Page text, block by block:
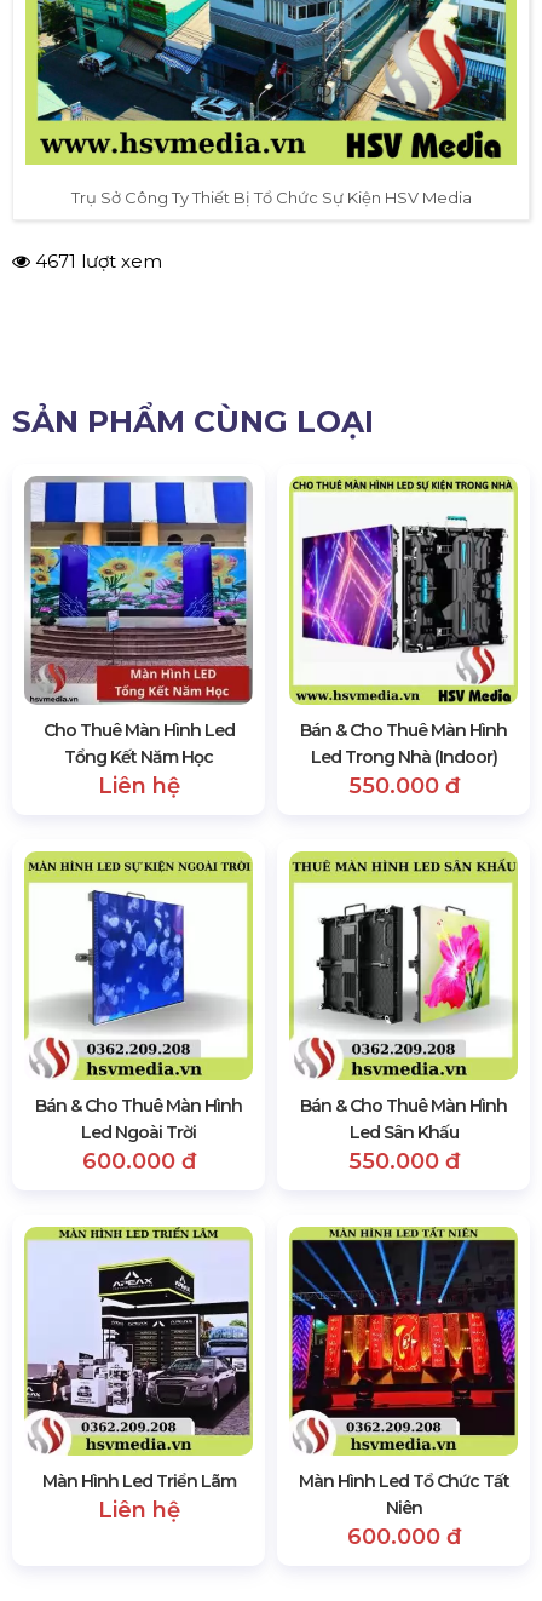
Trụ Sở Công Ty Thiết Bị Tổ Chức Sự Kiện HSV Media
4671 lượt xem
SẢN PHẨM CÙNG LOẠI
Cho Thuê Màn Hình Led
Tổng Kết Năm Học
Liên hệ
Bán & Cho Thuê Màn Hình
Led Trong Nhà (Indoor)
550.000 đ
Bán & Cho Thuê Màn Hình
Led Ngoài Trời
600.000 đ
Bán & Cho Thuê Màn Hình
Led Sân Khấu
550.000 đ
Màn Hình Led Triển Lãm
Liên hệ
Màn Hình Led Tổ Chức Tất
Niên
600.000 đ